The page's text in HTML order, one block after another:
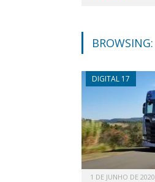
BROWSING:
DIGITAL 17
1 DE JUNHO DE 2020